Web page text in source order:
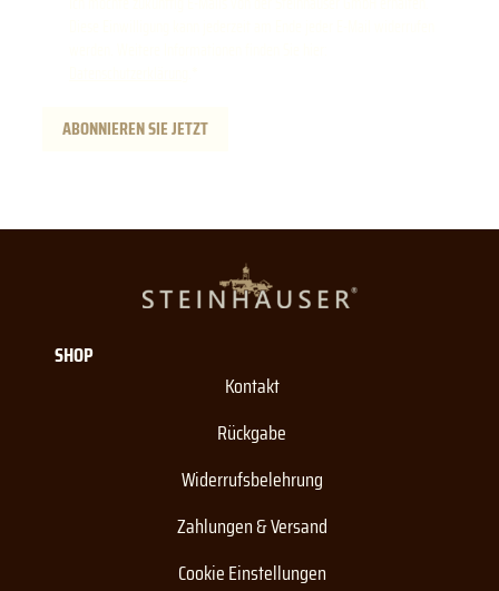
ABONNIEREN SIE JETZT
SHOP
Kontakt
Rückgabe
Widerrufsbelehrung
Zahlungen & Versand
Cookie Einstellungen